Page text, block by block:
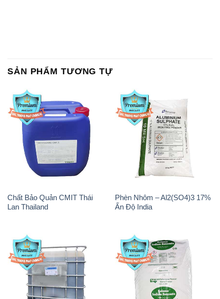
SẢN PHẨM TƯƠNG TỰ
Chất Bảo Quản CMIT Thái
Lan Thailand
Phèn Nhôm – Al2(SO4)3 17%
Ấn Độ India